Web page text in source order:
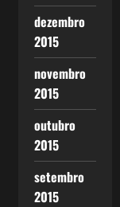
dezembro
2015
novembro
2015
outubro
2015
setembro
2015